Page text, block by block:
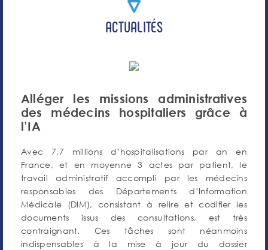
ACTUALITÉS
Alléger les missions administratives
des médecins hospitaliers grâce à
l’IA
Avec 7,7 millions d’hospitalisations par an en
France, et en moyenne 3 actes par patient, le
travail administratif accompli par les médecins
responsables des Départements d’Information
Médicale (DIM), consistant à relire et codifier les
documents issus des consultations, est très
contraignant. Ces tâches sont néanmoins
indispensables à la mise à jour du dossier